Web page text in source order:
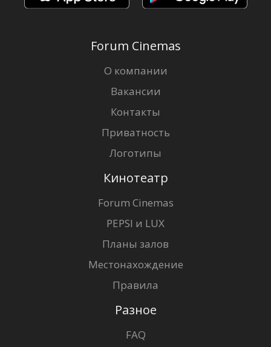
Forum Cinemas
О компании
Вакансии
Контакты
Приватность
Логотипы
Кинотеатр
Forum Cinemas
PEPSI и LUX
Планы залов
Местонахождение
Правила
Разное
FAQ